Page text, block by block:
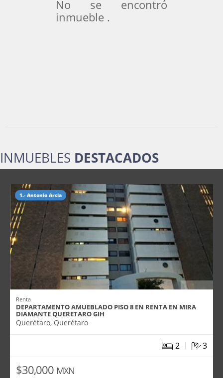
No se encontró
inmueble .
INMUEBLES DESTACADOS
1.- Antonio Arcia
Renta
DEPARTAMENTO AMUEBLADO PISO 8 EN RENTA EN MIRA
DIAMANTE QUERETARO GIH
Querétaro, Querétaro
2 | 3
$30,000 MXN